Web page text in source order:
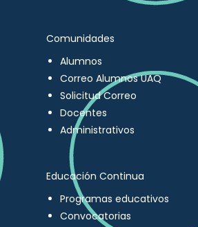
Comunidades
Alumnos
Correo Alumnos UAQ
Solicitud Correo
Docentes
Administrativos
Educación Continua
Programas educativos
Convocatorias